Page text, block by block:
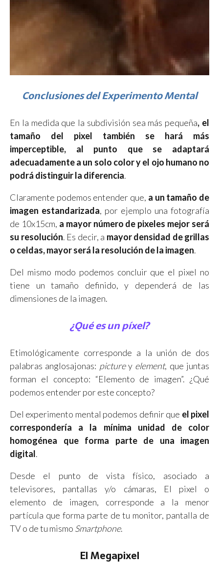
Conclusiones del Experimento Mental
En la medida que la subdivisión sea más pequeña, el
tamaño del pixel también se hará más
imperceptible, al punto que se adaptará
adecuadamente a un solo color y el ojo humano no
podrá distinguir la diferencia.
Claramente podemos entender que, a un tamaño de
imagen estandarizada, por ejemplo una fotografía
de 10x15cm, a mayor número de pixeles mejor será
su resolución. Es decir, a mayor densidad de grillas
o celdas, mayor será la resolución de la imagen.
Del mismo modo podemos concluir que el pixel no
tiene un tamaño definido, y dependerá de las
dimensiones de la imagen.
¿Qué es un píxel?
Etimológicamente corresponde a la unión de dos
palabras anglosajonas: picturey element, que juntas
forman el concepto: “Elemento de imagen”. ¿Qué
podemos entender por este concepto?
Del experimento mental podemos definir que el pixel
correspondería a la mínima unidad de color
homogénea que forma parte de una imagen
digital.
Desde el punto de vista físico, asociado a
televisores, pantallas y/o cámaras, El pixel o
elemento de imagen, corresponde a la menor
partícula que forma parte de tu monitor, pantalla de
TV o de tu mismo Smartphone.
El Megapixel